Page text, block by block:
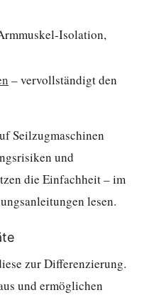
Isolation,
– vervollständigt den
Seilzugmaschinen
und
die Einfachheit – im
lesen.
zur Differenzierung.
und ermöglichen